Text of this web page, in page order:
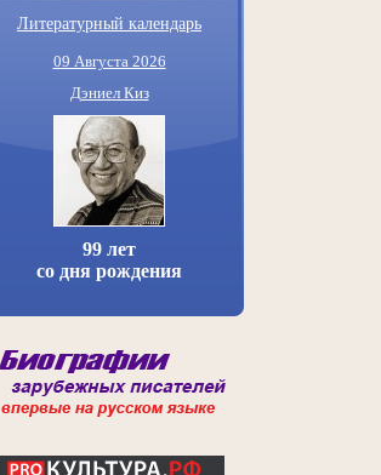
Литературный календарь
09 Августа 2026
Дэниел Киз
99 лет
со дня рождения